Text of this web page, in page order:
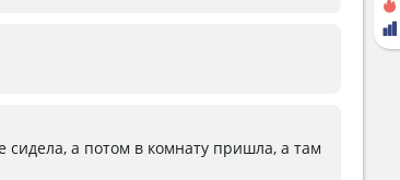
сидела, а потом в комнату пришла, а там